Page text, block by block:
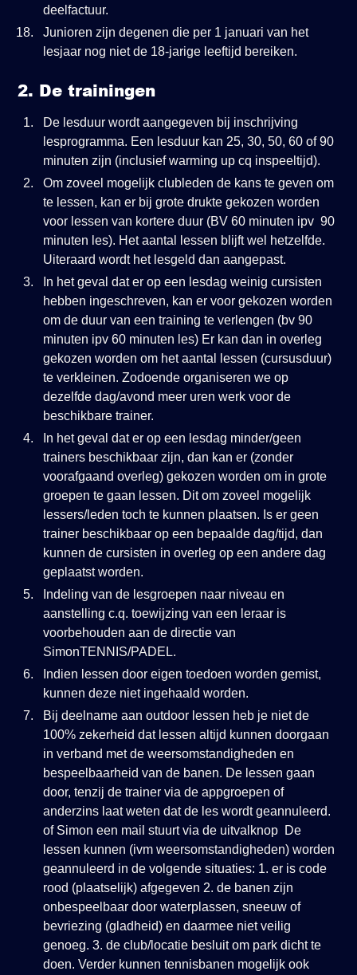
deelfactuur.
Junioren zijn degenen die per 1 januari van het
lesjaar nog niet de 18-jarige leeftijd bereiken.
2. De trainingen
De lesduur wordt aangegeven bij inschrijving
lesprogramma. Een lesduur kan 25, 30, 50, 60 of 90
minuten zijn (inclusief warming up cq inspeeltijd).
Om zoveel mogelijk clubleden de kans te geven om
te lessen, kan er bij grote drukte gekozen worden
voor lessen van kortere duur (BV 60 minuten ipv 90
minuten les). Het aantal lessen blijft wel hetzelfde.
Uiteraard wordt het lesgeld dan aangepast.
In het geval dat er op een lesdag weinig cursisten
hebben ingeschreven, kan er voor gekozen worden
om de duur van een training te verlengen (bv 90
minuten ipv 60 minuten les) Er kan dan in overleg
gekozen worden om het aantal lessen (cursusduur)
te verkleinen. Zodoende organiseren we op
dezelfde dag/avond meer uren werk voor de
beschikbare trainer.
In het geval dat er op een lesdag minder/geen
trainers beschikbaar zijn, dan kan er (zonder
voorafgaand overleg) gekozen worden om in grote
groepen te gaan lessen. Dit om zoveel mogelijk
lessers/leden toch te kunnen plaatsen. Is er geen
trainer beschikbaar op een bepaalde dag/tijd, dan
kunnen de cursisten in overleg op een andere dag
geplaatst worden.
Indeling van de lesgroepen naar niveau en
aanstelling c.q. toewijzing van een leraar is
voorbehouden aan de directie van
SimonTENNIS/PADEL.
Indien lessen door eigen toedoen worden gemist,
kunnen deze niet ingehaald worden.
Bij deelname aan outdoor lessen heb je niet de
100% zekerheid dat lessen altijd kunnen doorgaan
in verband met de weersomstandigheden en
bespeelbaarheid van de banen. De lessen gaan
door, tenzij de trainer via de appgroepen of
anderzins laat weten dat de les wordt geannuleerd.
of Simon een mail stuurt via de uitvalknop De
lessen kunnen (ivm weersomstandigheden) worden
geannuleerd in de volgende situaties: 1. er is code
rood (plaatselijk) afgegeven 2. de banen zijn
onbespeelbaar door waterplassen, sneeuw of
bevriezing (gladheid) en daarmee niet veilig
genoeg. 3. de club/locatie besluit om park dicht te
doen. Verder kunnen tennisbanen mogelijk ook